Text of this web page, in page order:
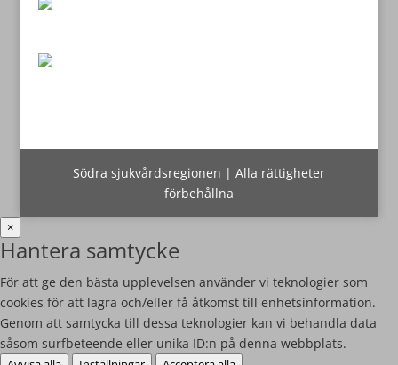
Södra sjukvårdsregionen | Alla rättigheter
förbehållna
×
Hantera samtycke
För att ge den bästa upplevelsen använder vi teknologier som
cookies för att lagra och/eller få åtkomst till enhetsinformation.
Genom att samtycka till dessa teknologier kan vi behandla data
såsom surfbeteende eller unika ID:n på denna webbplats.